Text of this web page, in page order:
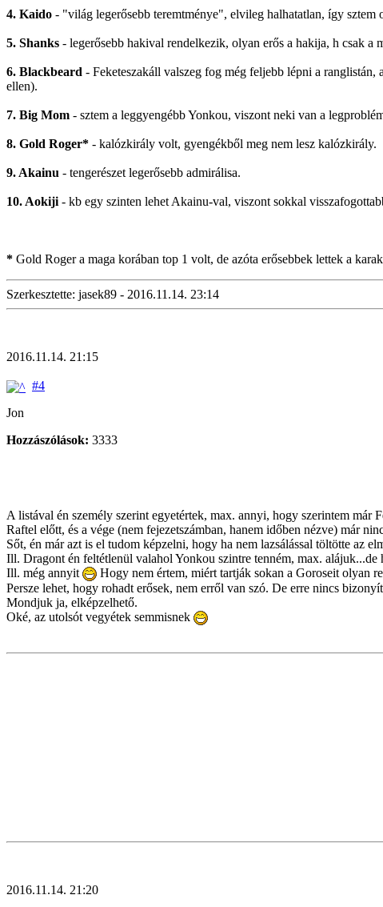
4. Kaido - "világ legerősebb teremtménye", elvileg halhatatlan, így
5. Shanks - legerősebb hakival rendelkezik, olyan erős a hakija, h csak a
6. Blackbeard - Feketeszakáll valszeg fog még feljebb lépni a
ellen).
7. Big Mom - sztem a leggyengébb Yonkou, viszont neki van a
8. Gold Roger* - kalózkirály volt, gyengékből meg nem lesz kalózkirály.
9. Akainu - tengerészet legerősebb admirálisa.
10. Aokiji - kb egy szinten lehet Akainu-val, viszont sokkal
* Gold Roger a maga korában top 1 volt, de azóta erősebbek lettek a
Szerkesztette: jasek89 - 2016.11.14. 23:14
2016.11.14. 21:15
#4
Jon
Hozzászólások: 3333
A listával én személy szerint egyetértek, max. annyi, hogy szerintem
Raftel előtt, és a vége (nem fejezetszámban, hanem időben nézve) már
Sőt, én már azt is el tudom képzelni, hogy ha nem lazsálással töltötte az
Ill. Dragont én feltétlenül valahol Yonkou szintre tenném, max.
Ill. még annyit
Hogy nem értem, miért tartják sokan a Goroseit olyan
Persze lehet, hogy rohadt erősek, nem erről van szó. De erre nincs
Mondjuk ja, elképzelhető.
Oké, az utolsót vegyétek semmisnek
2016.11.14. 21:20